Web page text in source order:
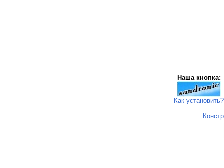
Наша кнопка:
Как установить?